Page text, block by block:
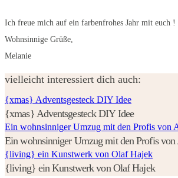
Ich freue mich auf ein farbenfrohes Jahr mit euch !
Wohnsinnige Grüße,
Melanie
vielleicht interessiert dich auch:
{xmas} Adventsgesteck DIY Idee
{xmas} Adventsgesteck DIY Idee
Ein wohnsinniger Umzug mit den Profis von
Ein wohnsinniger Umzug mit den Profis von
{living} ein Kunstwerk von Olaf Hajek
{living} ein Kunstwerk von Olaf Hajek